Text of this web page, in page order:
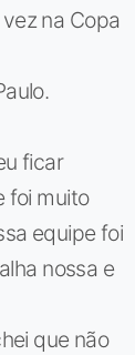
na Copa
ficar
foi muito
equipe foi
nossa e
que não